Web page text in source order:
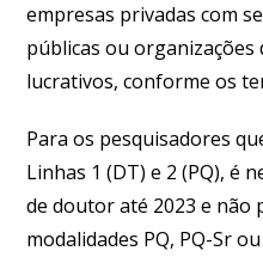
empresas privadas com
públicas ou organizações
lucrativos, conforme os
Para os pesquisadores
Linhas 1 (DT) e 2 (PQ), é
de doutor até 2023 e não
modalidades PQ, PQ-Sr